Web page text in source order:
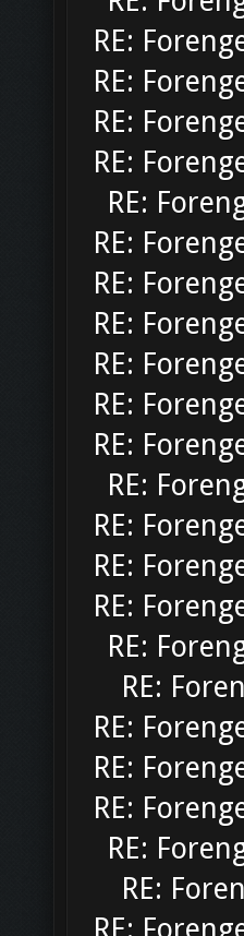
RE:
RE:
RE:
RE:
RE:
RE:
RE:
RE:
RE:
RE:
RE:
RE:
RE:
RE:
RE:
RE:
RE:
RE:
RE:
RE:
RE:
RE: